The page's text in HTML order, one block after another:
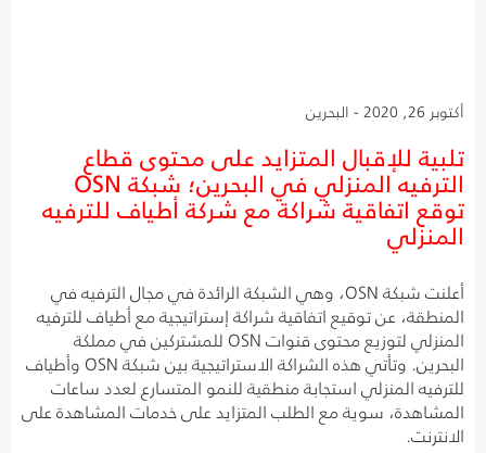
أكتوبر 26, 2020 - البحرين
تلبية للإقبال المتزايد على محتوى قطاع
الترفيه المنزلي في البحرين؛ شبكة OSN
توقع اتفاقية شراكة مع شركة أطياف للترفيه
المنزلي
أعلنت شبكة OSN، وهي الشبكة الرائدة في مجال الترفيه في
المنطقة، عن توقيع اتفاقية شراكة إستراتيجية مع أطياف للترفيه
المنزلي لتوزيع محتوى قنوات OSN للمشتركين في مملكة
البحرين. وتأتي هذه الشراكة الاستراتيجية بين شبكة OSN وأطياف
للترفيه المنزلي استجابة منطقية للنمو المتسارع لعدد ساعات
المشاهدة، سوية مع الطلب المتزايد على خدمات المشاهدة على
الانترنت.